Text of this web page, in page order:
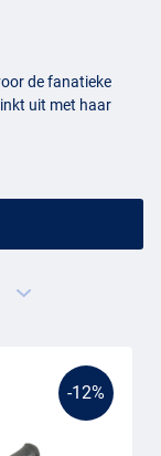
de fanatieke
uit met haar
kunstaas.
diverse
-12%